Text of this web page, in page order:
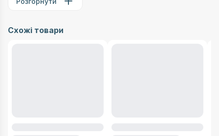
Схожі товари